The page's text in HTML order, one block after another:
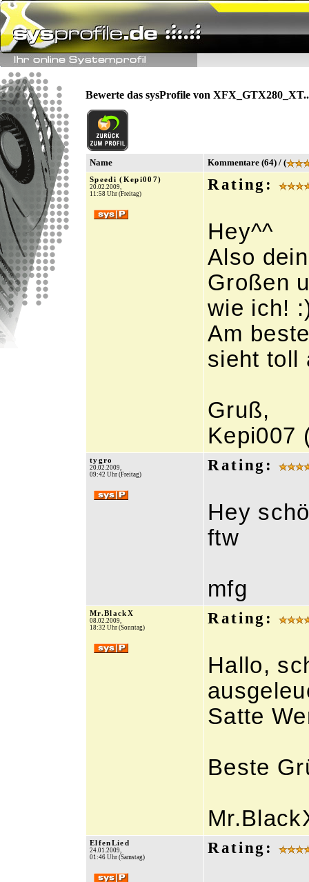
Bewerte das sysProfile von
Name Kommentare (64) / (
Speedi (Kepi007)
20.02.2009,
11:58 Uhr (Freitag)
Rating:
Hey^^
Also
Großen
wie ich!
Am
sieht toll
Gruß,
Kepi007
tygro
20.02.2009,
09:42 Uhr (Freitag)
Rating:
Hey
ftw
mfg
Mr.BlackX
08.02.2009,
18:32 Uhr (Sonntag)
Rating:
Hallo,
Satte
Beste
ElfenLied
24.01.2009,
01:46 Uhr (Samstag)
Rating: